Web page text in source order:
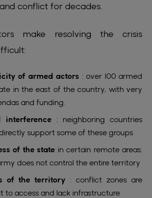
conflict for decades.
make resolving the crisis
of armed actors : over 100 armed
in the east of the country, with very
and funding.
interference : neighboring countries
support some of these groups
of the state in certain remote areas:
does not control the entire territory
of the territory : conflict zones are
to access and lack infrastructure